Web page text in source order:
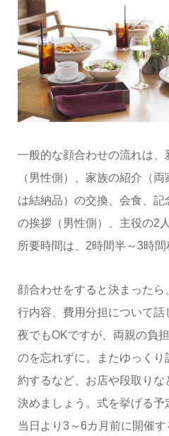
一般的な顔合わせの流れは
（男性側）、家族の紹介（
は結納品）の交換、会食、
の挨拶（男性側）、主役の2
所要時間は、2時間半～3時間
顔合わせをすると決まった
行内容、費用分担について話
夜でもOKですが、両親の負
のを忘れずに。またゆっく
約するなど、お店や段取りな
決めましょう。式を挙げる
当日より3～6カ月前に開催